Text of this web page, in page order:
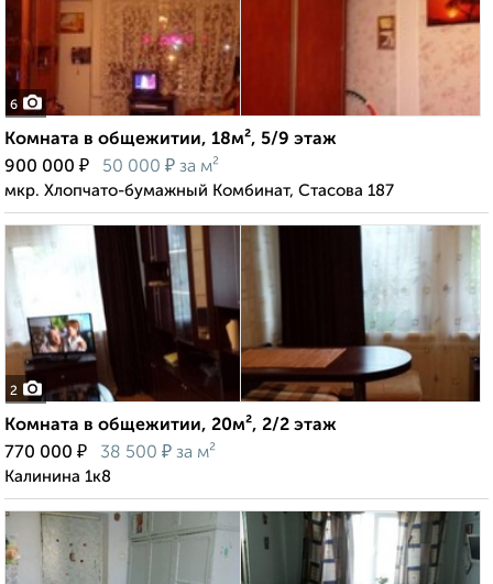
6
Комната в общежитии, 18м², 5/9 этаж
900 000 ₽ 50 000 ₽ за м²
мкр. Хлопчато-бумажный Комбинат, Стасова 187
2
Комната в общежитии, 20м², 2/2 этаж
770 000 ₽ 38 500 ₽ за м²
Калинина 1к8